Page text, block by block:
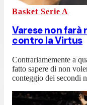
Basket Serie A
Varese non farà
contro la Virtus
Contrariamemente a
fatto sapere di non
conteggio dei secondi